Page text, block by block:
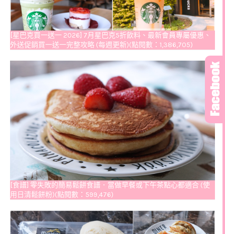
[星巴克買一送一 2026] 7月星巴克5折飲料、最新會員專屬優惠、
外送促銷買一送一完整攻略 (每週更新)(點閱數：1,386,705)
[食譜] 零失敗的簡易鬆餅食譜．當做早餐或下午茶點心都適合 (使
用日清鬆餅粉)(點閱數：599,476)